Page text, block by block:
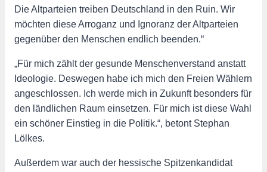
Die Altparteien treiben Deutschland in den Ruin. Wir
möchten diese Arroganz und Ignoranz der Altparteien
gegenüber den Menschen endlich beenden.“
„Für mich zählt der gesunde Menschenverstand anstatt
Ideologie. Deswegen habe ich mich den Freien Wählern
angeschlossen. Ich werde mich in Zukunft besonders für
den ländlichen Raum einsetzen. Für mich ist diese Wahl
ein schöner Einstieg in die Politik.“, betont Stephan
Lölkes.
Außerdem war auch der hessische Spitzenkandidat